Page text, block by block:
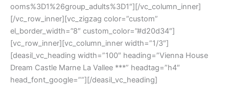
ooms%3D1%26group_adults%3D1″][/vc_column_inner]
[/vc_row_inner][vc_zigzag color=”custom”
el_border_width=”8″ custom_color=”#d20d34″]
[vc_row_inner][vc_column_inner width=”1/3″]
[deasil_vc_heading width=”100″ heading=”Vienna House
Dream Castle Marne La Vallee ***” headtag=”h4″
head_font_google=””][/deasil_vc_heading]